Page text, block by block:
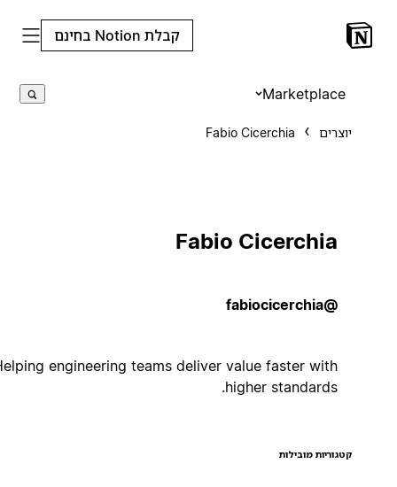
קבלת Notion בחינם
Marketplace
Fabio Cicerchia
Fabio Cicerchia
Helping engineering teams deliver value faster with
higher standards.
קטגוריות מובילות